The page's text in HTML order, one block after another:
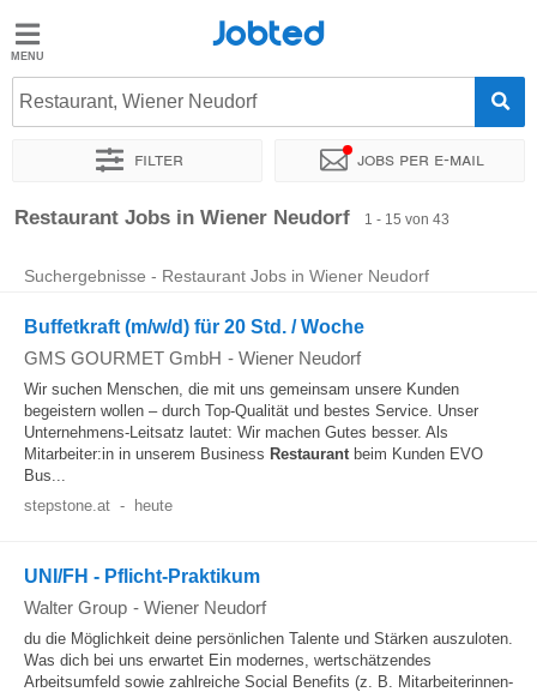
Jobted
Jobs
Jobted
Restaurant, Wiener Neudorf
Filter Jobs per e-mail
Sortieren nach Genauer Standort Unternehmen
Restaurant Jobs in Wiener Neudorf 1 - 15 von 43
Suchergebnisse - Restaurant Jobs in Wiener Neudorf
Buffetkraft (m/w/d) für 20 Std. / Woche
GMS GOURMET GmbH - Wiener Neudorf
Wir suchen Menschen, die mit uns gemeinsam unsere Kunden
begeistern wollen – durch Top-Qualität und bestes Service. Unser
Unternehmens-Leitsatz lautet: Wir machen Gutes besser. Als
Mitarbeiter:in in unserem Business Restaurantbeim Kunden EVO
Bus...
stepstone.at - heute
UNI/FH - Pflicht-Praktikum
Walter Group - Wiener Neudorf
du die Möglichkeit deine persönlichen Talente und Stärken auszuloten.
Was dich bei uns erwartet Ein modernes, wertschätzendes
Arbeitsumfeld sowie zahlreiche Social Benefits (z. B. Mitarbeiterinnen-